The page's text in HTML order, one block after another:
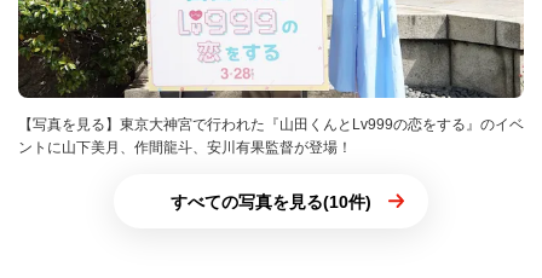
【写真を見る】東京大神宮で行われた『山田くんとLv999の恋をする』のイベ
ントに山下美月、作間龍斗、安川有果監督が登場！
すべての写真を見る(10件)